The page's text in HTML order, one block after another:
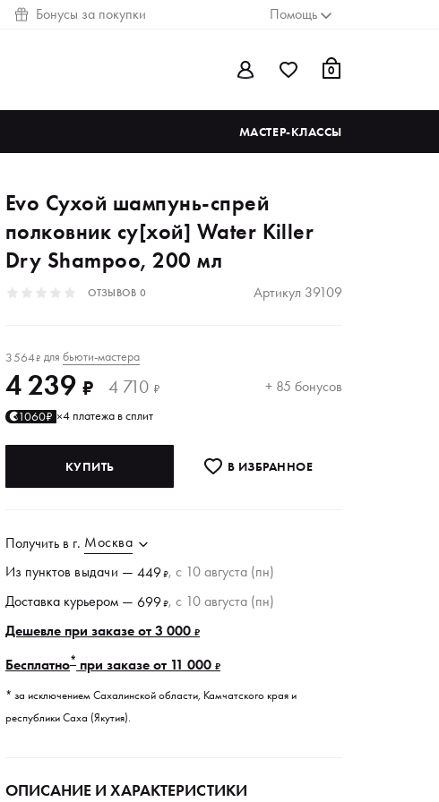
Бонусы за покупки Помощь
0
МАСТЕР-КЛАССЫ
Evo Сухой шампунь-спрей
полковник су[хой] Water Killer
Dry Shampoo, 200 мл
ОТЗЫВОВ 0 Артикул 39109
3 564₽ для бьюти-мастера
4 239 ₽ 4 710 ₽ + 85 бонусов
1060₽ ×4 платежа в сплит
КУПИТЬ В ИЗБРАННОE
Получить в г. Москва
Из пунктов выдачи —449₽, c 10 августа (пн)
Доставка курьером —699₽, c 10 августа (пн)
Дешевле при заказе от 3 000₽
Бесплатно* при заказе от 11 000₽
* за исключением Сахалинской области, Камчатского края и
республики Саха (Якутия).
ОПИСАНИЕ И ХАРАКТЕРИСТИКИ